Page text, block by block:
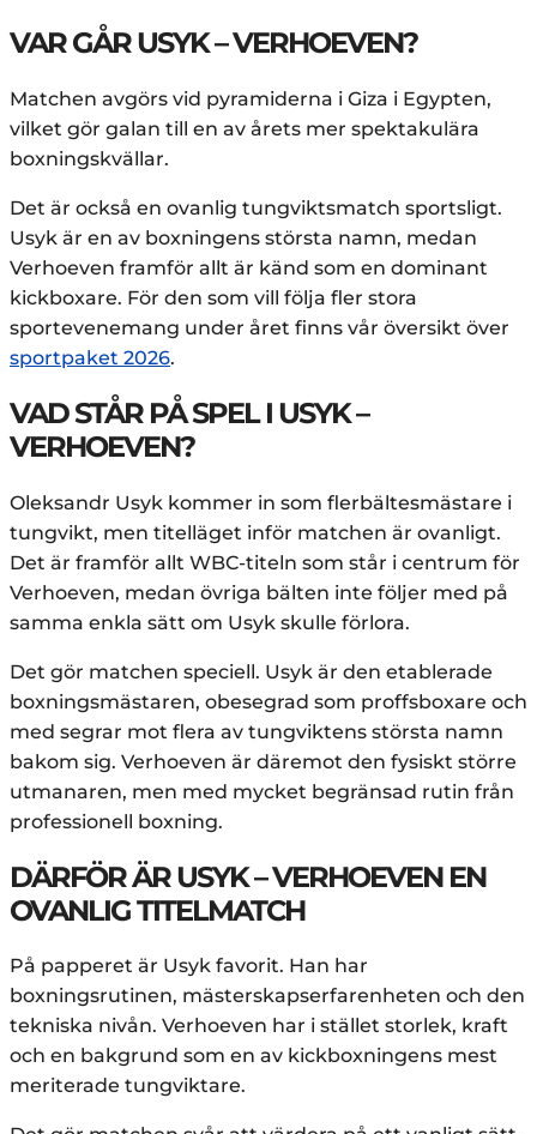
VAR GÅR USYK – VERHOEVEN?
Matchen avgörs vid pyramiderna i Giza i Egypten,
vilket gör galan till en av årets mer spektakulära
boxningskvällar.
Det är också en ovanlig tungviktsmatch sportsligt.
Usyk är en av boxningens största namn, medan
Verhoeven framför allt är känd som en dominant
kickboxare. För den som vill följa fler stora
sportevenemang under året finns vår översikt över
sportpaket 2026.
VAD STÅR PÅ SPEL I USYK –
VERHOEVEN?
Oleksandr Usyk kommer in som flerbältesmästare i
tungvikt, men titelläget inför matchen är ovanligt.
Det är framför allt WBC-titeln som står i centrum för
Verhoeven, medan övriga bälten inte följer med på
samma enkla sätt om Usyk skulle förlora.
Det gör matchen speciell. Usyk är den etablerade
boxningsmästaren, obesegrad som proffsboxare och
med segrar mot flera av tungviktens största namn
bakom sig. Verhoeven är däremot den fysiskt större
utmanaren, men med mycket begränsad rutin från
professionell boxning.
DÄRFÖR ÄR USYK – VERHOEVEN EN
OVANLIG TITELMATCH
På papperet är Usyk favorit. Han har
boxningsrutinen, mästerskapserfarenheten och den
tekniska nivån. Verhoeven har i stället storlek, kraft
och en bakgrund som en av kickboxningens mest
meriterade tungviktare.